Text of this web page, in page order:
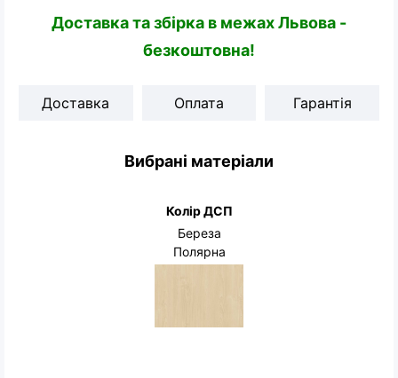
Доставка та збірка в межах Львова -
безкоштовна!
Доставка Оплата Гарантія
Вибрані матеріали
Колір ДСП
Береза
Полярна